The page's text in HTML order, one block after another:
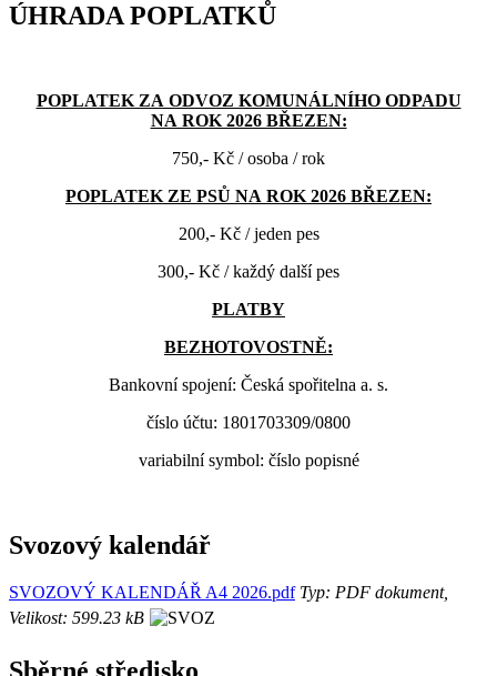
ÚHRADA POPLATKŮ
POPLATEK ZA ODVOZ KOMUNÁLNÍHO ODPADU
NA ROK 2026 BŘEZEN:
750,- Kč / osoba / rok
POPLATEK ZE PSŮ NA ROK 2026 BŘEZEN:
200,- Kč / jeden pes
300,- Kč / každý další pes
PLATBY
BEZHOTOVOSTNĚ:
Bankovní spojení: Česká spořitelna a. s.
číslo účtu: 1801703309/0800
variabilní symbol: číslo popisné
Svozový kalendář
SVOZOVÝ KALENDÁŘ A4 2026.pdfTyp: PDF dokument,
Velikost: 599.23 kB
Sběrné středisko